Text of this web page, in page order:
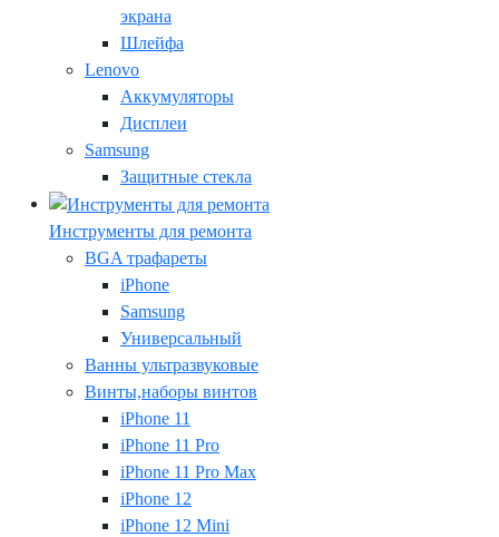
экрана
Шлейфа
Lenovo
Аккумуляторы
Дисплеи
Samsung
Защитные стекла
Инструменты для ремонта
BGA трафареты
iPhone
Samsung
Универсальный
Ванны ультразвуковые
Винты,наборы винтов
iPhone 11
iPhone 11 Pro
iPhone 11 Pro Max
iPhone 12
iPhone 12 Mini